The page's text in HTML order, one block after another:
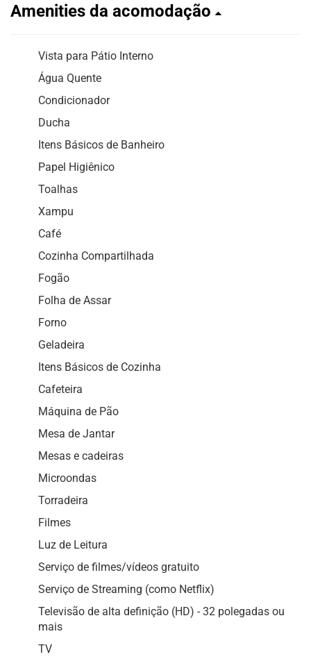
Amenities da acomodação
Vista para Pátio Interno
Água Quente
Condicionador
Ducha
Itens Básicos de Banheiro
Papel Higiênico
Toalhas
Xampu
Café
Cozinha Compartilhada
Fogão
Folha de Assar
Forno
Geladeira
Itens Básicos de Cozinha
Cafeteira
Máquina de Pão
Mesa de Jantar
Mesas e cadeiras
Microondas
Torradeira
Filmes
Luz de Leitura
Serviço de filmes/vídeos gratuito
Serviço de Streaming (como Netflix)
Televisão de alta definição (HD) - 32 polegadas ou
mais
TV